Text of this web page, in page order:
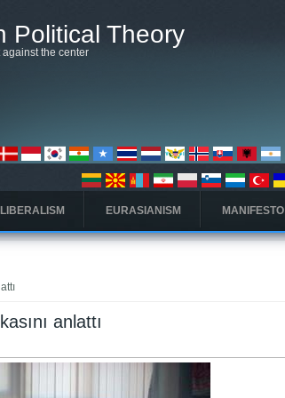
Political Theory
the center
EURASIANISM MANIFESTO
anlattı